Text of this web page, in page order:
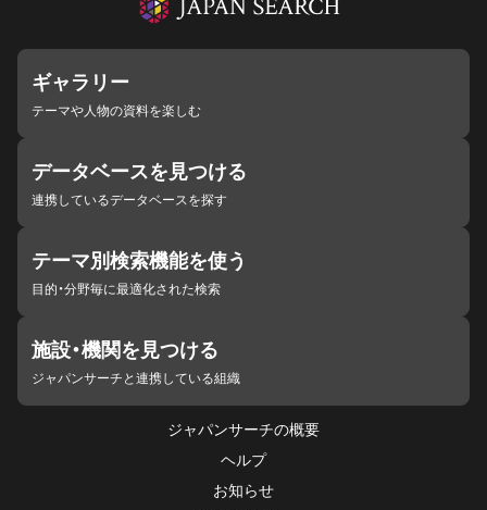
ギャラリー
テーマや人物の資料を楽しむ
データベースを見つける
連携しているデータベースを探す
テーマ別検索機能を使う
目的・分野毎に最適化された検索
施設・機関を見つける
ジャパンサーチと連携している組織
ジャパンサーチの概要
ヘルプ
お知らせ